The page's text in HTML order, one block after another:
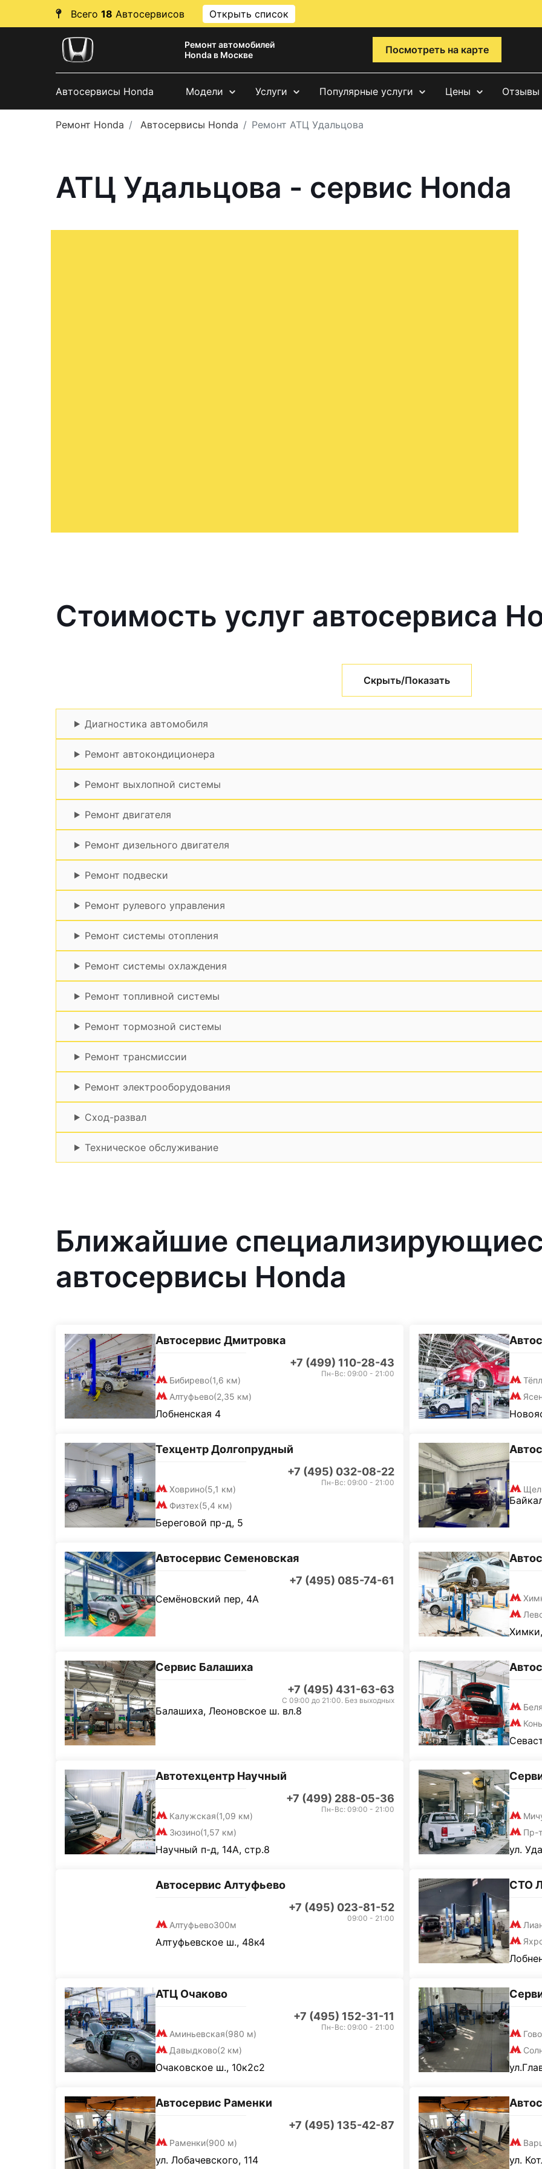
Всего 18 Автосервисов Открыть список
Ремонт автомобилей
Honda в Москве
Посмотреть на карте
Автосервисы Honda Модели Услуги Популярные услуги Цены Отзывы
Ремонт Honda Автосервисы Honda Ремонт АТЦ Удальцова
АТЦ Удальцова - сервис Honda
Стоимость услуг автосервиса
Скрыть/Показать
Диагностика автомобиля
Ремонт автокондиционера
Ремонт выхлопной системы
Ремонт двигателя
Ремонт дизельного двигателя
Ремонт подвески
Ремонт рулевого управления
Ремонт системы отопления
Ремонт системы охлаждения
Ремонт топливной системы
Ремонт тормозной системы
Ремонт трансмиссии
Ремонт электрооборудования
Сход-развал
Техническое обслуживание
Ближайшие
автосервисы Honda
Автосервис Дмитровка
+7 (499) 110-28-43
Бибирево(1,6 км)
Алтуфьево(2,35 км)
Пн-Вс: 09:00 - 21:00
Лобненская 4
Техцентр Долгопрудный
+7 (495) 032-08-22
Ховрино(5,1 км)
Физтех(5,4 км)
Пн-Вс: 09:00 - 21:00
Береговой пр-д, 5
Автосервис Семеновская
+7 (495) 085-74-61
Семёновский пер, 4А
Сервис Балашиха
+7 (495) 431-63-63
С 09:00 до 21:00. Без выходных
Балашиха, Леоновское ш. вл.8
Автотехцентр Научный
+7 (499) 288-05-36
Калужская(1,09 км)
Зюзино(1,57 км)
Пн-Вс: 09:00 - 21:00
Научный п-д, 14А, стр.8
Пр-
ул.
Автосервис Алтуфьево
+7 (495) 023-81-52
Алтуфьево300м
09:00 - 21:00
Алтуфьевское ш., 48к4
СТО
АТЦ Очаково
+7 (495) 152-31-11
Аминьевская(980 м)
Давыдково(2 км)
Пн-Вс: 09:00 - 21:00
Очаковское ш., 10к2с2
Автосервис Раменки
+7 (495) 135-42-87
Раменки(900 м)
ул. Лобачевского, 114 ул.